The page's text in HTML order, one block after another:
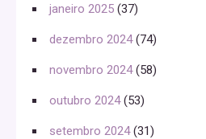
janeiro 2025 (37)
dezembro 2024(74)
novembro 2024(58)
outubro 2024(53)
setembro 2024(31)